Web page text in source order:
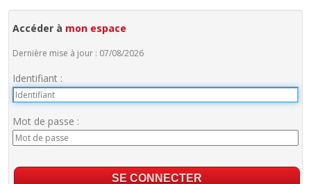
Accéder à mon espace
Dernière mise à jour : 07/08/2026
Identifiant :
Mot de passe :